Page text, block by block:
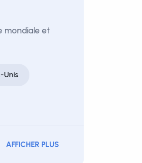
mondiale et
Unis
AFFICHER PLUS